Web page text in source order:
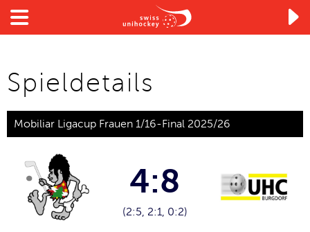

Spieldetails
Mobiliar Ligacup Frauen 1/16-Final 2025/26
4:8
(2:5, 2:1, 0:2)